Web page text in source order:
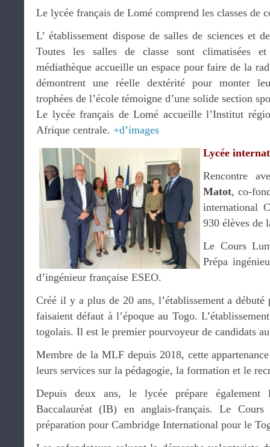
Le lycée français de Lomé comprend les classes de
L’ établissement dispose de salles de sciences et
Toutes les salles de classe sont climatisées
médiathèque accueille un espace pour faire de la
démontrent une réelle dextérité pour monter
trophées de l’école témoigne d’une solide section
Le lycée français de Lomé accueille l’Institut
Afrique centrale. +d’images
Lycée
Rencontre
Matot, co-
international
930 élèves de
Le Cours
Prépa
d’ingénieur française ESEO.
Créé il y a plus de 20 ans, l’établissement a
faisaient défaut à l’époque au Togo.
togolais. Il est le premier pourvoyeur de candidats
Membre de la MLF depuis 2018, cette
leurs services sur la pédagogie, la formation et le
Depuis deux ans, le lycée prépare également
Baccalauréat (IB) en anglais-français. Le
préparation pour Cambridge International pour le